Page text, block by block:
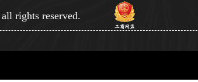
rights reserved.